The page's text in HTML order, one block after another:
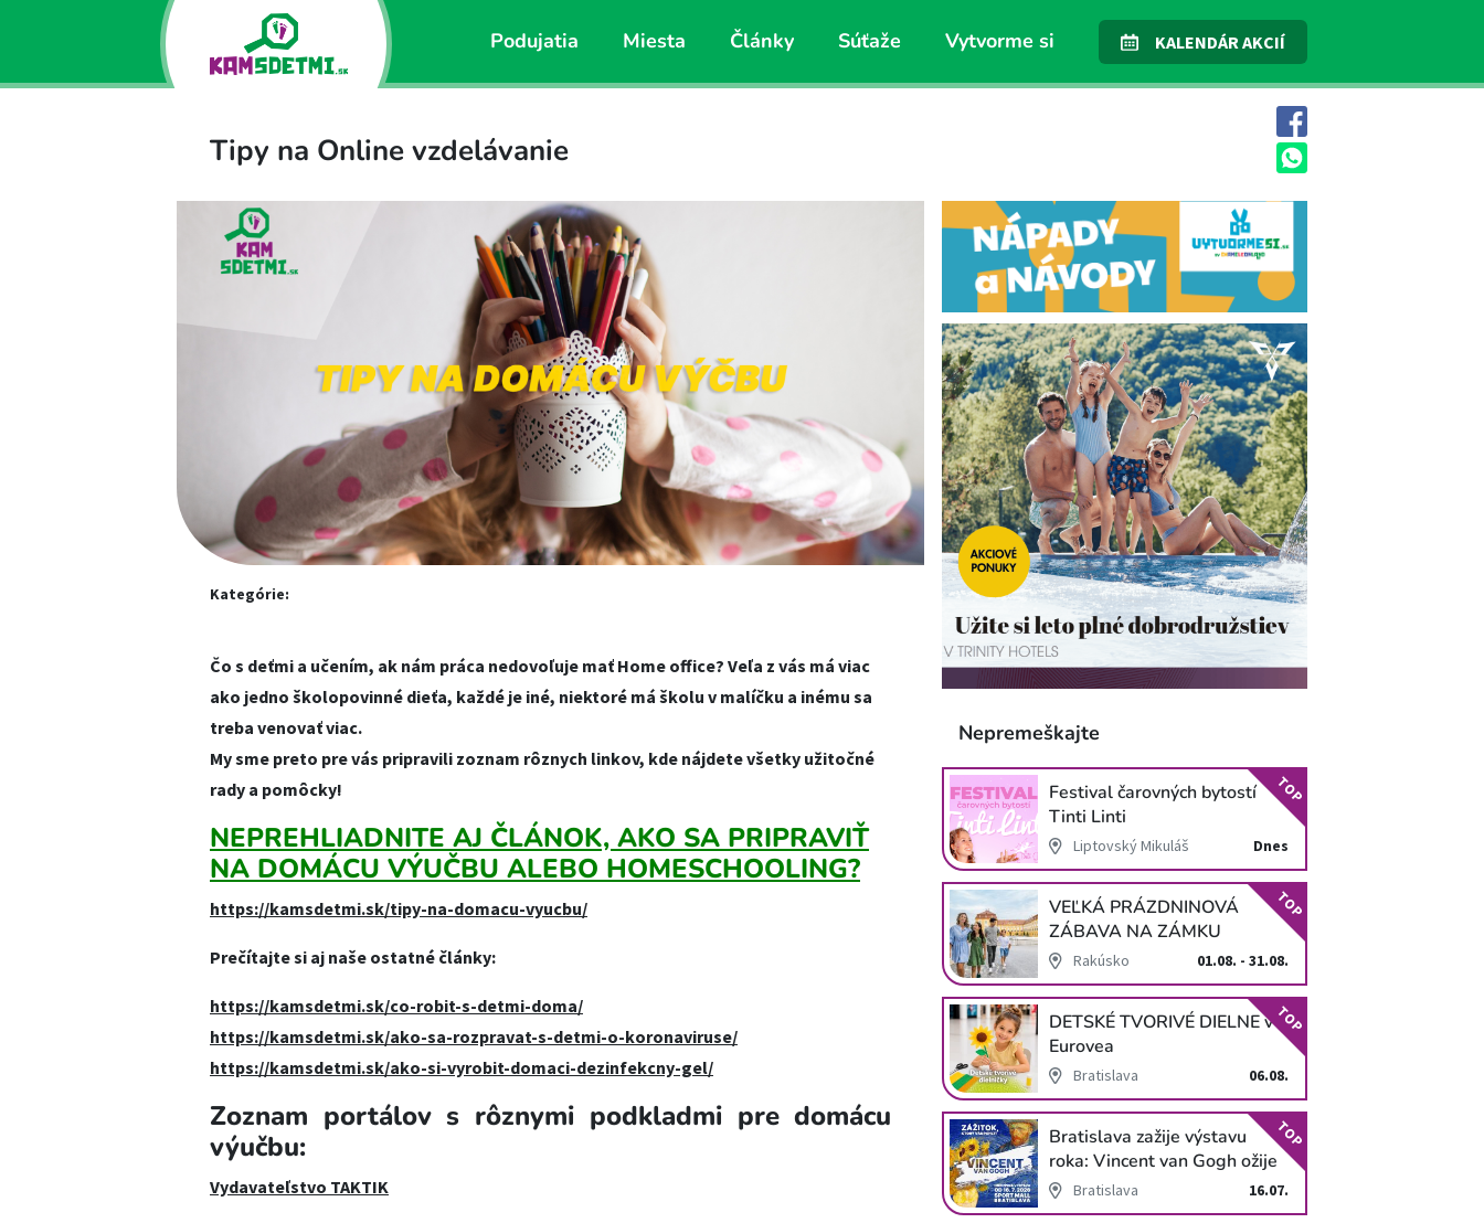
Podujatia Miesta Články Súťaže Vytvorme si KALENDÁR AKCIÍ
Tipy na Online vzdelávanie
Kategórie:
Čo s deťmi a učením, ak nám práca nedovoľuje mať Home office? Veľa z vás má viac
ako jedno školopovinné dieťa, každé je iné, niektoré má školu v malíčku a inému sa
treba venovať viac.
My sme preto pre vás pripravili zoznam rôznych linkov, kde nájdete všetky užitočné
rady a pomôcky!
NEPREHLIADNITE AJ ČLÁNOK, AKO SA PRIPRAVIŤ
NA DOMÁCU VÝUČBU ALEBO HOMESCHOOLING?
https://kamsdetmi.sk/tipy-na-domacu-vyucbu/
Prečítajte si aj naše ostatné články:
https://kamsdetmi.sk/co-robit-s-detmi-doma/
https://kamsdetmi.sk/ako-sa-rozpravat-s-detmi-o-koronaviruse/
https://kamsdetmi.sk/ako-si-vyrobit-domaci-dezinfekcny-gel/
Zoznam portálov s rôznymi podkladmi pre domácu
výučbu:
Vydavateľstvo TAKTIK
Nepremeškajte
Festival čarovných bytostí
Tinti Linti
Liptovský Mikuláš Dnes
TOP
VEĽKÁ PRÁZDNINOVÁ
ZÁBAVA NA ZÁMKU
SCHLOSS HOF
Rakúsko 01.08. - 31.08.
TOP
DETSKÉ TVORIVÉ DIELNE v
Eurovea
Bratislava 06.08.
TOP
Bratislava zažije výstavu
roka: Vincent van Gogh ožije
v unikátnej imerzívnej šou!
Bratislava 16.07.
TOP